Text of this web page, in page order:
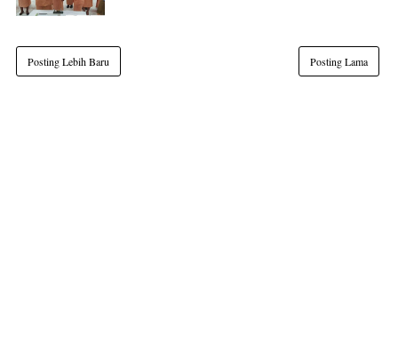
Posting Lebih Baru Posting Lama